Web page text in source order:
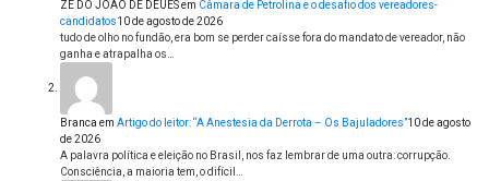
ZE DO JOAO DE DEUESem Câmara de Petrolina e o desafio dos vereadores-
candidatos10 de agosto de 2026
tudo de olho no fundão, era bom se perder caísse fora do mandato de vereador, não
ganha e atrapalha os…
Branca em Artigo do leitor: “A Anestesia da Derrota – Os Bajuladores”10 de agosto
de 2026
A palavra política e eleição no Brasil, nos faz lembrar de uma outra: corrupção.
Consciência, a maioria tem, o difícil…